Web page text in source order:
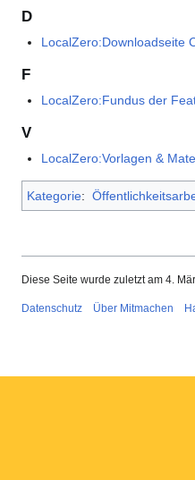
D
LocalZero:Downloadseite
F
LocalZero:Fundus der
V
LocalZero:Vorlagen &
Kategorie:
Diese Seite wurde zuletzt am 4.
Datenschutz Über Mitmachen